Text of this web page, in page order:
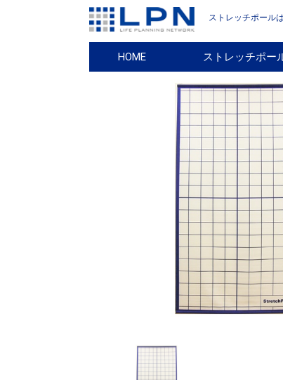
ストレッチポール
HOME ストレッチポー